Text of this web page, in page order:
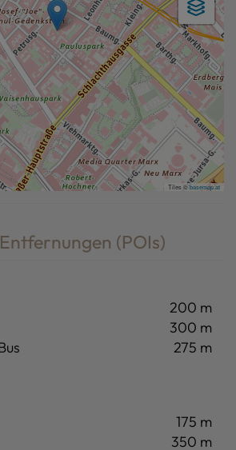
Tiles ©basemap.at
(POIs)
200 m
300 m
275 m
175 m
350 m